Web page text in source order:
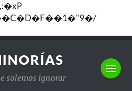
solemos ignorar